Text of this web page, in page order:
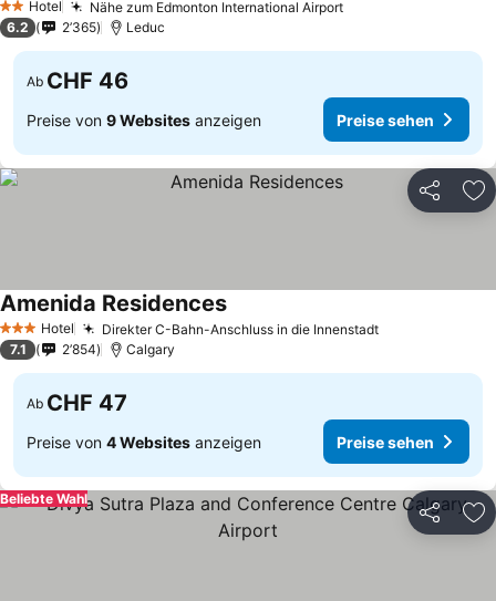
2 Sterne
Hotel Nähe zum Edmonton International Airport
6.2 2’365 Leduc
Ab CHF 46
Preise von 9 Websites anzeigen Preise sehen
Teilen
3 SterneHotel Direkter C-Bahn-Anschluss in die Innenstadt
Amenida Residences
7.1 2’854 Calgary
Ab CHF 47
Preise von 4 Websites anzeigen Preise sehen
Teilen
Beliebte Wahl